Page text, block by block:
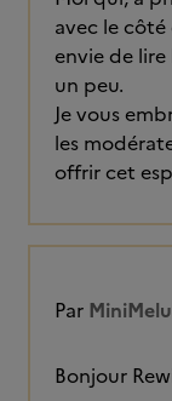
avec le
envie de
un peu.
Je vous
les
offrir cet
Par MiniMelu
Bonjour